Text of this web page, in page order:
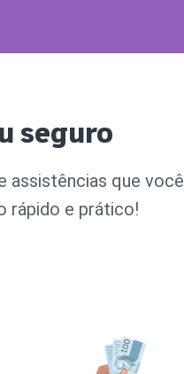
seguro
assistências que você
rápido e prático!